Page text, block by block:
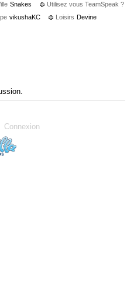
Snakes
Utilisez vous TeamSpeak ?
vikushaKC Loisirs Devine
Connexion